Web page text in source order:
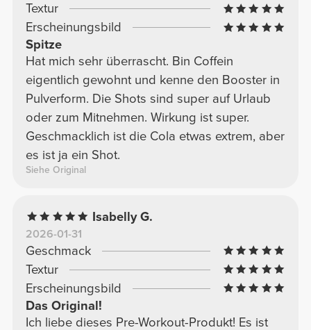
Textur
Erscheinungsbild
Spitze
Hat mich sehr überrascht. Bin Coffein
eigentlich gewohnt und kenne den Booster in
Pulverform. Die Shots sind super auf Urlaub
oder zum Mitnehmen. Wirkung ist super.
Geschmacklich ist die Cola etwas extrem, aber
es ist ja ein Shot.
Siehe Original
Isabelly G.
2026-01-31
Geschmack
Textur
Erscheinungsbild
Das Original!
Ich liebe dieses Pre-Workout-Produkt! Es ist